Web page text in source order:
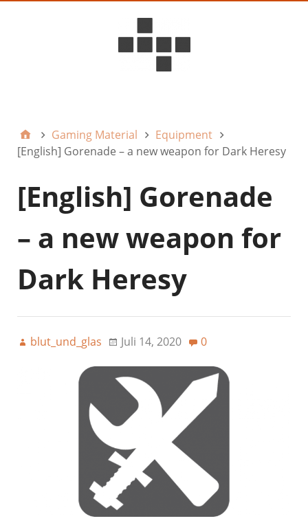
Gaming Material
Equipment
[English] Gorenade – a new weapon for Dark Heresy
[English] Gorenade
– a new weapon for
Dark Heresy
blut_und_glas Juli 14, 2020 0